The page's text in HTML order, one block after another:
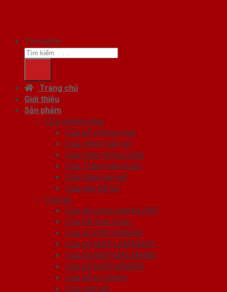
Tìm kiếm:
Trang chủ
Giới thiệu
Sản phẩm
Cửa chống cháy
Cửa gỗ chống cháy
Cửa nhôm vân gỗ
Cửa thép chống cháy
Cửa Thép Hàn Quốc
Cửa thép vân gỗ
Cửa vân gỗ 5D
Cửa gỗ
Cửa gỗ công nghiệp HDF
Cửa Gỗ Hàn Quốc
Cửa gỗ HDF VENEER
Cửa gỗ MDF LAMINATE
Cửa gỗ MDF MELAMINE
Cửa gỗ MDF VENEER
Cửa gỗ tự nhiên
Cửa vòm gỗ